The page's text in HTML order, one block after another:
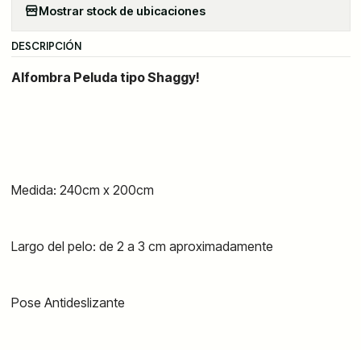
Mostrar stock de ubicaciones
DESCRIPCIÓN
Alfombra Peluda tipo Shaggy!
Medida: 240cm x 200cm
Largo del pelo: de 2 a 3 cm aproximadamente
Pose Antideslizante